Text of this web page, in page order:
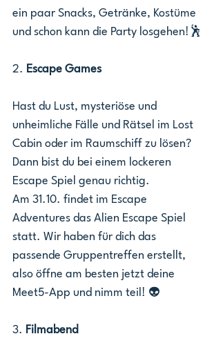
ein paar Snacks, Getränke, Kostüme
und schon kann die Party losgehen!🕺
2. Escape Games
Hast du Lust, mysteriöse und
unheimliche Fälle und Rätsel im Lost
Cabin oder im Raumschiff zu lösen?
Dann bist du bei einem lockeren
Escape Spiel genau richtig.
Am 31.10. findet im Escape
Adventures das Alien Escape Spiel
statt. Wir haben für dich das
passende Gruppentreffen erstellt,
also öffne am besten jetzt deine
Meet5-App und nimm teil! 👽
3. Filmabend